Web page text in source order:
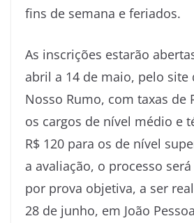
fins de semana e feriados.
As inscrições estarão
abril a 14 de maio, pelo site
Nosso Rumo, com taxas de
os cargos de nível médio e
R$ 120 para os de nível
a avaliação, o processo
por prova objetiva, a ser
28 de junho, em João